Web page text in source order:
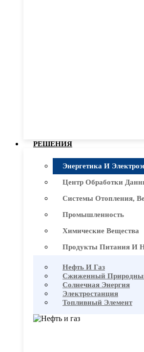
РЕШЕНИЯ
Энергетика И
Центр Обработки
Системы Отопления,
Промышленность
Химические Вещества
Продукты Питания И
Нефть И Газ
Сжиженный
Солнечная Энергия
Электростанция
Топливный Элемент